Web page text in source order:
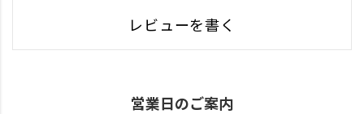
レビューを書く
営業日のご案内